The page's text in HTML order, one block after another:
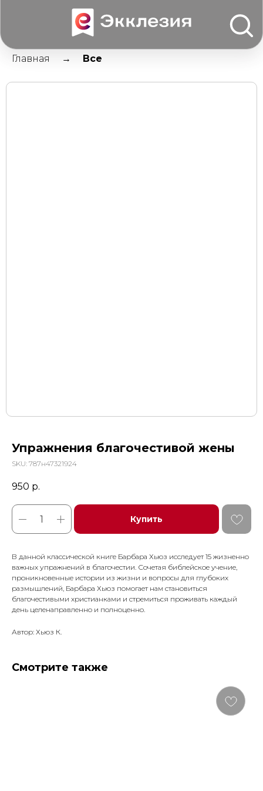
Главная Все
Упражнения благочестивой жены
SKU: 787н47321924
950 р.
Купить
В данной классической книге Барбара Хьюз исследует 15 жизненно
важных упражнений в благочестии. Сочетая библейское учение,
проникновенные истории из жизни и вопросы для глубоких
размышлений, Барбара Хьюз помогает нам становиться
благочестивыми христианками и стремиться проживать каждый
день целенаправленно и полноценно.
Автор: Хьюз К.
Смотрите также